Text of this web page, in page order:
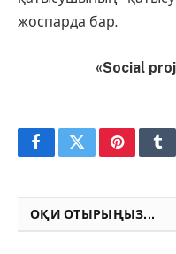
жоспарда бар.
«Social
FacebookTwitterPinterest
ОҚИ ОТЫРЫҢЫЗ...